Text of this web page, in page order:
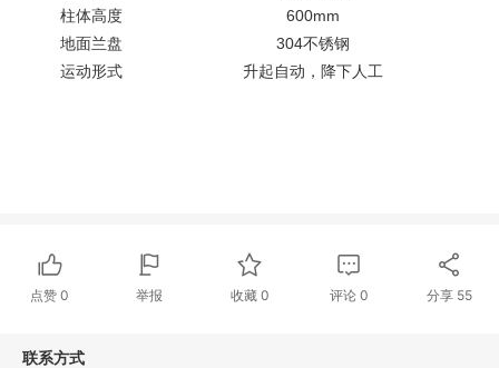
柱体高度
600mm
地面兰盘 304不锈钢
运动形式
升起自动，降下人工
点赞0 举报 收藏 0 评论0 分享 55
联系方式